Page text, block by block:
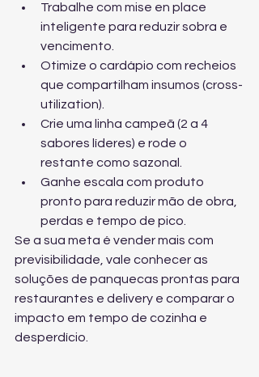
Trabalhe com mise en place
inteligente para reduzir sobra e
vencimento.
Otimize o cardápio com recheios
que compartilham insumos (cross-
utilization).
Crie uma linha campeã (2 a 4
sabores líderes) e rode o
restante como sazonal.
Ganhe escala com produto
pronto para reduzir mão de obra,
perdas e tempo de pico.
Se a sua meta é vender mais com
previsibilidade, vale conhecer as
soluções de panquecas prontas para
restaurantes e delivery e comparar o
impacto em tempo de cozinha e
desperdício.